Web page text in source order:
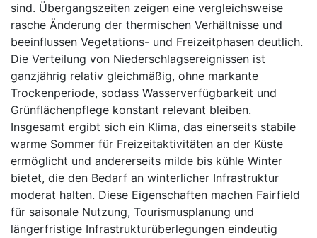
sind. Übergangszeiten zeigen eine vergleichsweise
rasche Änderung der thermischen Verhältnisse und
beeinflussen Vegetations- und Freizeitphasen deutlich.
Die Verteilung von Niederschlagsereignissen ist
ganzjährig relativ gleichmäßig, ohne markante
Trockenperiode, sodass Wasserverfügbarkeit und
Grünflächenpflege konstant relevant bleiben.
Insgesamt ergibt sich ein Klima, das einerseits stabile
warme Sommer für Freizeitaktivitäten an der Küste
ermöglicht und andererseits milde bis kühle Winter
bietet, die den Bedarf an winterlicher Infrastruktur
moderat halten. Diese Eigenschaften machen Fairfield
für saisonale Nutzung, Tourismusplanung und
längerfristige Infrastrukturüberlegungen eindeutig